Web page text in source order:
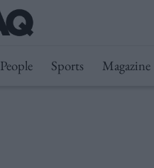
People Sports Magazine